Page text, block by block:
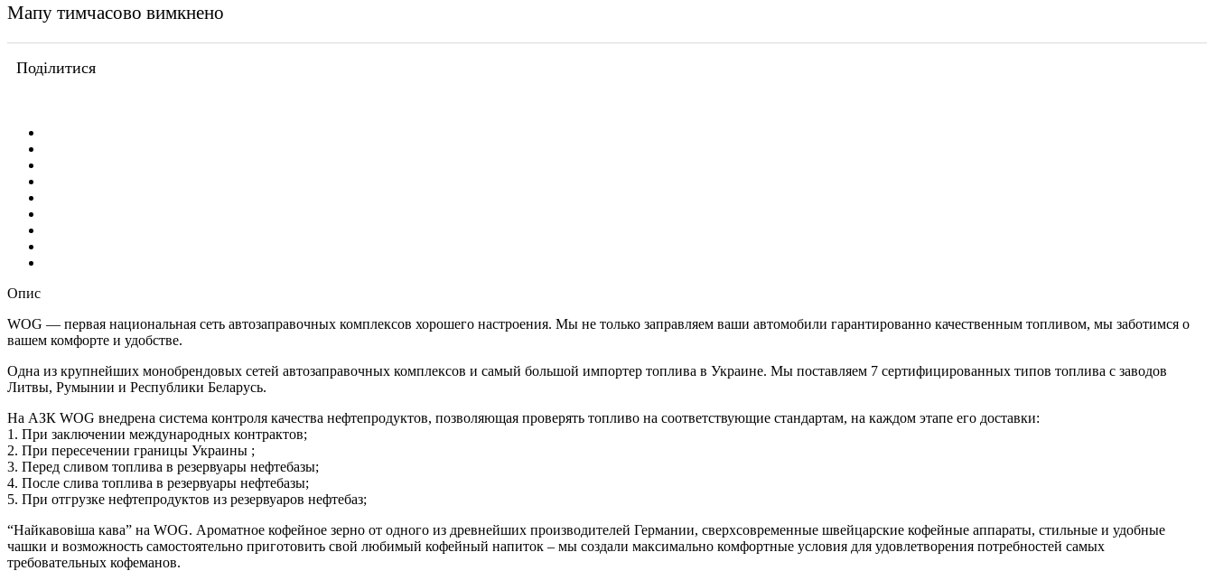
Мапу тимчасово вимкнено
Поділитися
Опис
WOG — первая национальная сеть автозаправочных комплексов хорошего настроения. Мы не только заправляем ваши автомобили гарантированно качественным топливом, мы заботимся о
вашем комфорте и удобстве.
Одна из крупнейших монобрендовых сетей автозаправочных комплексов и самый большой импортер топлива в Украине. Мы поставляем 7 сертифицированных типов топлива с заводов
Литвы, Румынии и Республики Беларусь.
На АЗК WOG внедрена система контроля качества нефтепродуктов, позволяющая проверять топливо на соответствующие стандартам, на каждом этапе его доставки:
1. При заключении международных контрактов;
2. При пересечении границы Украины ;
3. Перед сливом топлива в резервуары нефтебазы;
4. После слива топлива в резервуары нефтебазы;
5. При отгрузке нефтепродуктов из резервуаров нефтебаз;
“Найкавовіша кава” на WOG. Ароматное кофейное зерно от одного из древнейших производителей Германии, сверхсовременные швейцарские кофейные аппараты, стильные и удобные
чашки и возможность самостоятельно приготовить свой ​​любимый кофейный напиток – мы создали максимально комфортные условия для удовлетворения потребностей самых
требовательных кофеманов.